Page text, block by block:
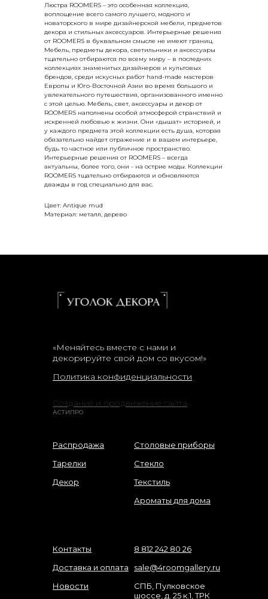
Люстра ROOMERS – это особенная коллекция,
воплощение всего самого лучшего, модного и
новаторского в мире дизайнерской мебели, предметов
декора и стильных аксессуаров. Интерьерные решения
от ROOMERS в буквальном смысле не имеют границ.
Мебель, предметы декора, светильники и аксессуары
тщательно отбираются по всему миру – в последних
коллекциях знаменитых дизайнеров и культовых
брендов, среди искусных работ hand-made мастеров
Европы и Юго-Восточной Азии во время большого и
увлекательного путешествия, организованного именно
с этой целью. Мебель, свет, аксессуары и декор от
ROOMERS наполнены особой атмосферой странствий и
искренней любовью к жизни. Они «дышат» историей, и
у каждого предмета этой коллекции есть душа, которая
обязательно найдет отражение и в вашем интерьере,
будь то частное или публичное пространство.
Интерьерные решения от ROOMERS – всегда
актуальны, более того, они - на острие моды. Коллекции
ROOMERS тщательно отбираются и обновляются
дважды в год специально для вас.
Цвет: Antique mud
Материал: металл, дерево
«Меняйтесь вместе с нами и
декорируйте свой дом со вкусом!»
Политика конфиденциальности
Создание и продвижение сайта
АСТИПРО
Распродажа
Тарелки
Декор
Столовые приборы
Стекло
Текстиль
Ароматы для дома
Контакты
Доставка и оплата
Новости
8 812 242 80 26
sale@4roomgallery.ru
СПБ, Пулковское
шоссе, д. 25 к.1, ТРК